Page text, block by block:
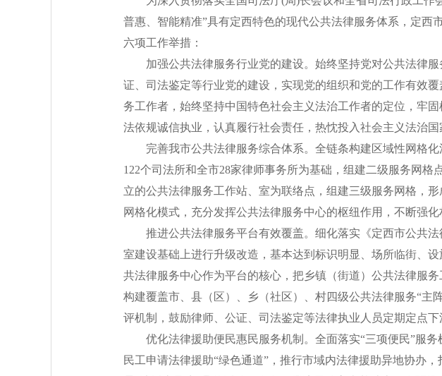
普惠、智能精准”具有定西特色的现代公共法律服务体系，定
六项工作举措：
加强公共法律服务行业党的建设。始终坚持党对公共法律
证、司法鉴定等行业党的建设，实现党的组织和党的工作有效
务工作者，始终坚持中国特色社会主义法治工作者的定位，牢
法依规诚信执业，认真履行社会责任，热忱投入社会主义法治国
完善我市公共法律服务综合体系。全链条构建区域性网格
122个司法所和全市28家律师事务所为基础，组建二级服务网
立的公共法律服务工作站、室为联络点，组建三级服务网格，
网格化模式，充分发挥公共法律服务中心的枢纽作用，不断强化
推进公共法律服务平台有效覆盖。细化落实《定西市公共
室建设基础上进行升级改造，基本达到标识明显、场所临街、
共法律服务中心作为平台的核心，把乡镇（街道）公共法律服
构建覆盖市、县（区）、乡（社区）、村四级公共法律服务“
评机制，鼓励律师、公证、司法鉴定等法律执业人员定期定点
优化法律援助便民惠民服务机制。全面落实“三项便民”服
民工申请法律援助“绿色通道”，推行市域内法律援助异地协办